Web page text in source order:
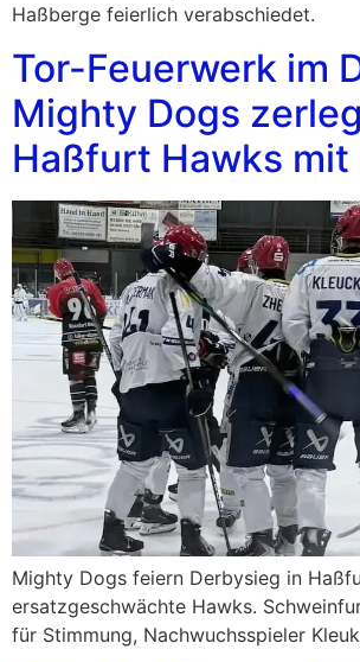
Haßberge feierlich verabschiedet.
Tor-Feuerwerk im
Mighty Dogs
Haßfurt Hawks mit
Mighty Dogs feiern Derbysieg in
ersatzgeschwächte Hawks.
für Stimmung, Nachwuchsspieler